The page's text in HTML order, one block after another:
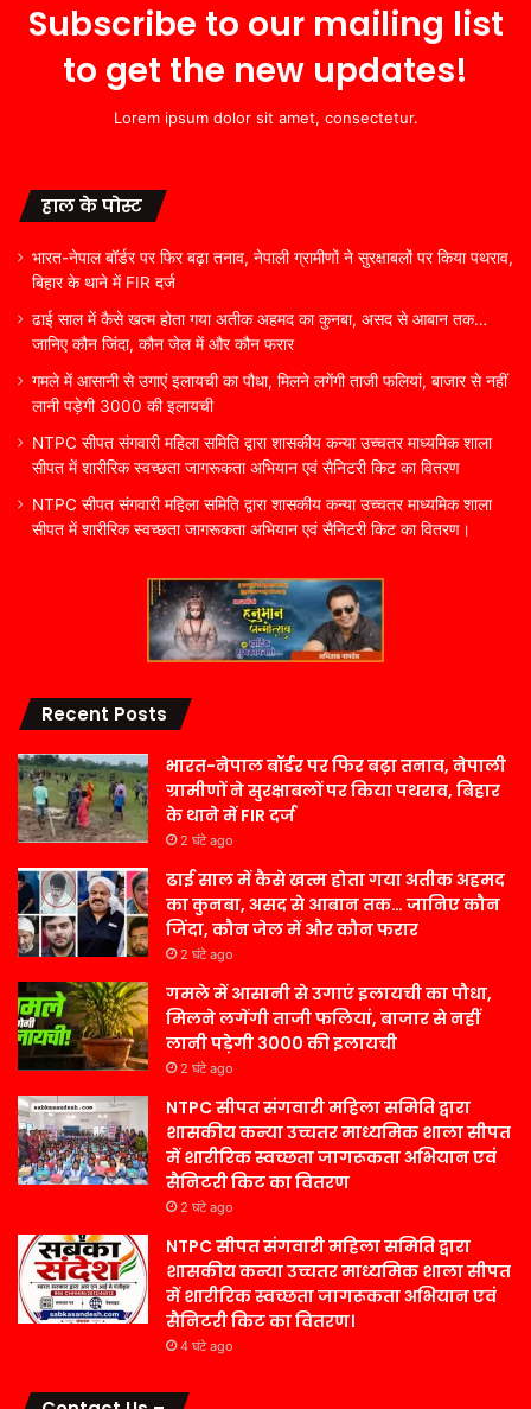
Subscribe to our mailing list
to get the new updates!
Lorem ipsum dolor sit amet, consectetur.
हाल के पोस्ट
भारत-नेपाल बॉर्डर पर फिर बढ़ा तनाव, नेपाली ग्रामीणों ने सुरक्षाबलों पर किया पथराव,
बिहार के थाने में FIR दर्ज
ढाई साल में कैसे खत्म होता गया अतीक अहमद का कुनबा, असद से आबान तक…
जानिए कौन जिंदा, कौन जेल में और कौन फरार
गमले में आसानी से उगाएं इलायची का पौधा, मिलने लगेंगी ताजी फलियां, बाजार से नहीं
लानी पड़ेगी 3000 की इलायची
NTPC सीपत संगवारी महिला समिति द्वारा शासकीय कन्या उच्चतर माध्यमिक शाला
सीपत में शारीरिक स्वच्छता जागरूकता अभियान एवं सैनिटरी किट का वितरण
NTPC सीपत संगवारी महिला समिति द्वारा शासकीय कन्या उच्चतर माध्यमिक शाला
सीपत में शारीरिक स्वच्छता जागरूकता अभियान एवं सैनिटरी किट का वितरण।
Recent Posts
भारत-नेपाल बॉर्डर पर फिर बढ़ा तनाव, नेपाली
ग्रामीणों ने सुरक्षाबलों पर किया पथराव, बिहार
के थाने में FIR दर्ज
2 घंटे ago
ढाई साल में कैसे खत्म होता गया अतीक अहमद
का कुनबा, असद से आबान तक… जानिए कौन
जिंदा, कौन जेल में और कौन फरार
2 घंटे ago
गमले में आसानी से उगाएं इलायची का पौधा,
मिलने लगेंगी ताजी फलियां, बाजार से नहीं
लानी पड़ेगी 3000 की इलायची
2 घंटे ago
NTPC सीपत संगवारी महिला समिति द्वारा
शासकीय कन्या उच्चतर माध्यमिक शाला सीपत
में शारीरिक स्वच्छता जागरूकता अभियान एवं
सैनिटरी किट का वितरण
2 घंटे ago
NTPC सीपत संगवारी महिला समिति द्वारा
शासकीय कन्या उच्चतर माध्यमिक शाला सीपत
में शारीरिक स्वच्छता जागरूकता अभियान एवं
सैनिटरी किट का वितरण।
4 घंटे ago